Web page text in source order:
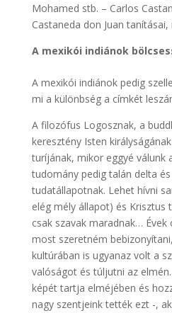
Mohamed stb. – Carlos
Castaneda don Juan
A mexikói indiánok
A mexikói indiánok pedig
mi a különbség a címkét
A filozófus Logosznak, a
keresztény Isten
turíjának, mikor eggyé válunk
tudomány pedig talán delta
tudatállapotnak. Lehet hívni
elég mély állapot) és Krisztus
csak szavak maradnak…
most szeretném
kultúrában is ugyanaz volt a
valóságot és túljutni az
képét tartja elméjében és
nagy szentjeink tették ezt -,